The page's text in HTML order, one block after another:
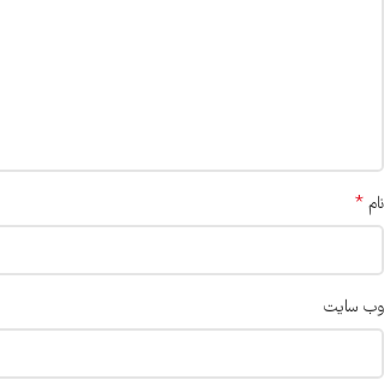
نام *
وب‌ سایت